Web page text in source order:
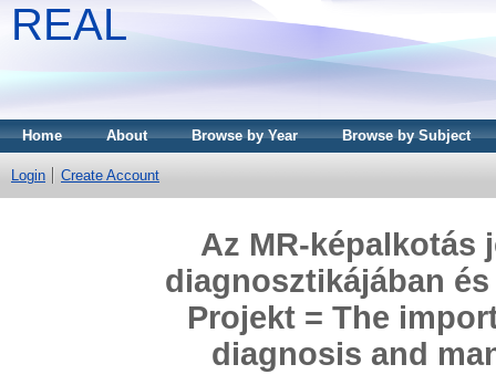
REAL
Home About Browse by Year Browse by Subject
Login Create Account
Az MR-képalkotás
diagnosztikájában
Projekt = The
diagnosis and